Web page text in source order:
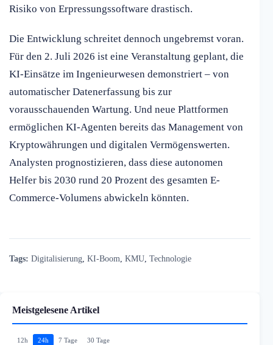
Risiko von Erpressungssoftware drastisch.
Die Entwicklung schreitet dennoch ungebremst voran.
Für den 2. Juli 2026 ist eine Veranstaltung geplant, die
KI-Einsätze im Ingenieurwesen demonstriert – von
automatischer Datenerfassung bis zur
vorausschauenden Wartung. Und neue Plattformen
ermöglichen KI-Agenten bereits das Management von
Kryptowährungen und digitalen Vermögenswerten.
Analysten prognostizieren, dass diese autonomen
Helfer bis 2030 rund 20 Prozent des gesamten E-
Commerce-Volumens abwickeln könnten.
Tags: Digitalisierung KI-Boom KMU Technologie
Meistgelesene Artikel
12h 24h 7 Tage 30 Tage